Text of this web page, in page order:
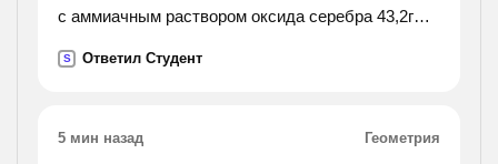
с аммиачным раствором оксида серебра 43,2г
S Ответил Студент
5 мин назад Геометрия